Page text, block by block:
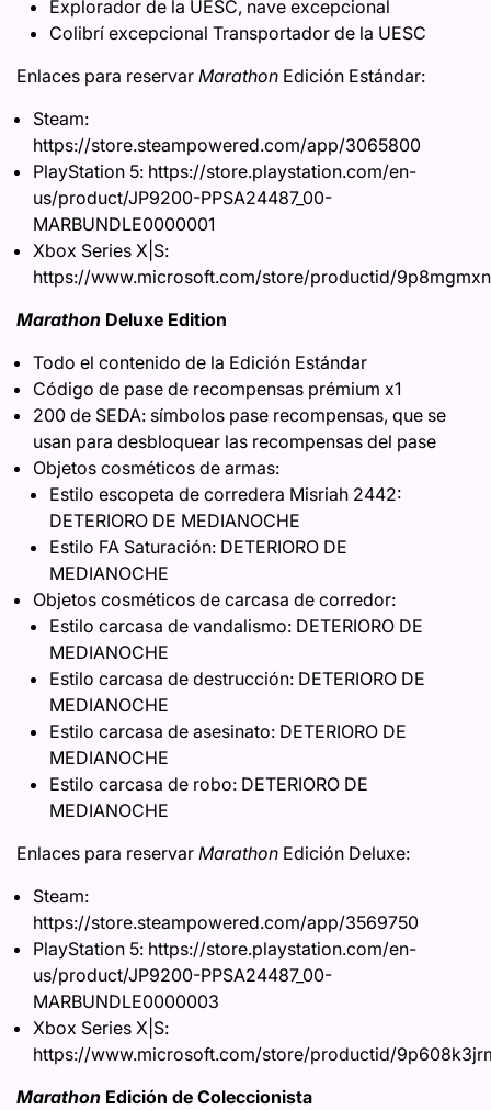
Explorador de la UESC, nave excepcional
Colibrí excepcional Transportador de la UESC
Enlaces para reservar Marathon Edición Estándar:
Steam:
https://store.steampowered.com/app/3065800
PlayStation 5: https://store.playstation.com/en-
us/product/JP9200-PPSA24487_00-
MARBUNDLE0000001
Xbox Series X|S:
https://www.microsoft.com/store/productid/
Marathon Deluxe Edition
Todo el contenido de la Edición Estándar
Código de pase de recompensas prémium x1
200 de SEDA: símbolos pase recompensas, que se
usan para desbloquear las recompensas del pase
Objetos cosméticos de armas:
Estilo escopeta de corredera Misriah 2442:
DETERIORO DE MEDIANOCHE
Estilo FA Saturación: DETERIORO DE
MEDIANOCHE
Objetos cosméticos de carcasa de corredor:
Estilo carcasa de vandalismo: DETERIORO DE
MEDIANOCHE
Estilo carcasa de destrucción: DETERIORO DE
MEDIANOCHE
Estilo carcasa de asesinato: DETERIORO DE
MEDIANOCHE
Estilo carcasa de robo: DETERIORO DE
MEDIANOCHE
Enlaces para reservar Marathon Edición Deluxe:
Steam:
https://store.steampowered.com/app/3569750
PlayStation 5: https://store.playstation.com/en-
us/product/JP9200-PPSA24487_00-
MARBUNDLE0000003
Xbox Series X|S:
https://www.microsoft.com/store/productid/
Marathon Edición de Coleccionista